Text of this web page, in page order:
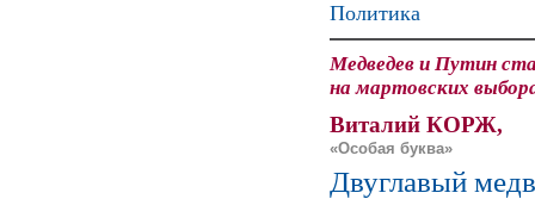
Политика
Медведев и Путин
на мартовских
Виталий КОРЖ,
«Особая буква»
Двуглавый